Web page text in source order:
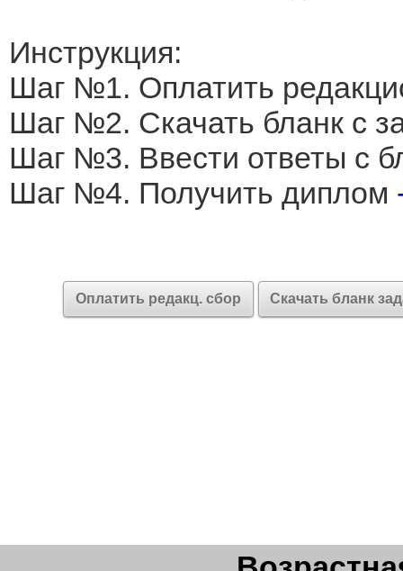
Инструкция:
Шаг №1. Оплатить
Шаг №2. Скачать бланк с
Шаг №3. Ввести ответы с
Шаг №4. Получить диплом
Оплатить редакц. сбор Скачать бланк